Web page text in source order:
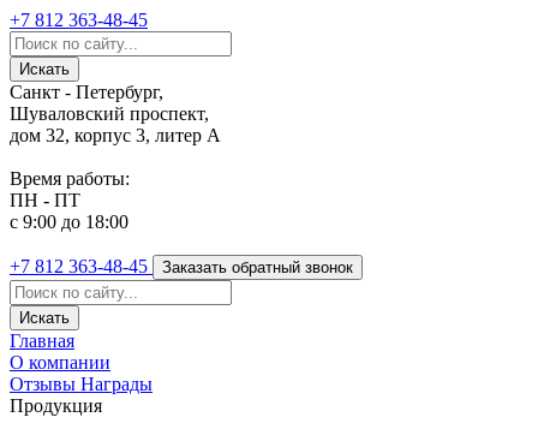
+7 812 363-48-45
Санкт - Петербург,
Шуваловский проспект,
дом 32, корпус 3, литер А
Время работы:
ПН - ПТ
с 9:00 до 18:00
+7 812 363-48-45 Заказать обратный звонок
Главная
О компании
Отзывы Награды
Продукция